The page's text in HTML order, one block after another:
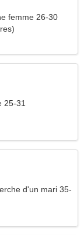
femme 26-30
25-31
d'un mari 35-